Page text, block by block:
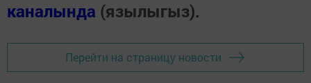
каналында (язылыгыз).
Перейти на страницу новости